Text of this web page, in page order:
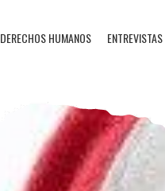
DERECHOS HUMANOS ENTREVISTAS